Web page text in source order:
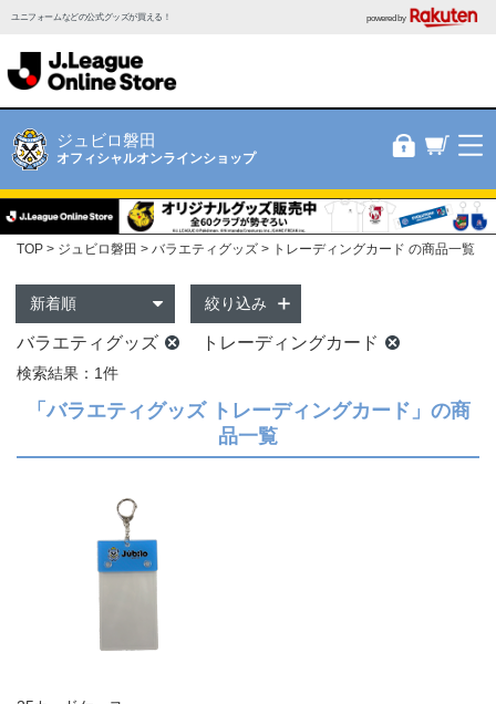
ユニフォームなどの公式グッズが買える！ powered by
ジュビロ磐田
オフィシャルオンラインショップ
TOP ジュビロ磐田 バラエティグッズ トレーディングカード の商品一覧
絞り込み
バラエティグッズ トレーディングカード
検索結果：1件
「バラエティグッズ トレーディングカード」の商
品一覧